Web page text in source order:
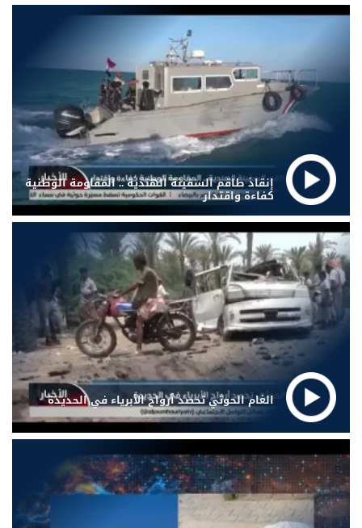
إنقاذ طاقم السفينة الهندية .. المقاومة الوطنية
كفاءة واقتدار
الغام الحوثي تحصد أرواح الأبرياء في الحديدة